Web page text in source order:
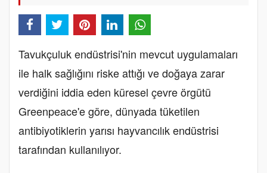
Tavukçuluk endüstrisi'nin mevcut uygulamaları
ile halk sağlığını riske attığı ve doğaya zarar
verdiğini iddia eden küresel çevre örgütü
Greenpeace'e göre, dünyada tüketilen
antibiyotiklerin yarısı hayvancılık endüstrisi
tarafından kullanılıyor.